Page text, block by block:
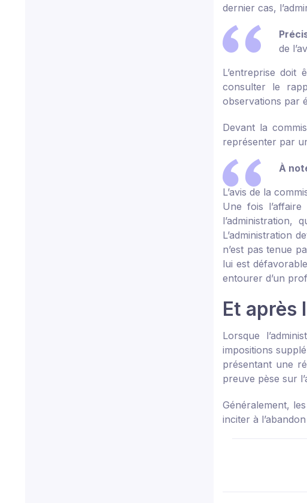
dernier cas,
de
L’entreprise
consulter le
observations par
Devant la
représenter par
À
L’avis de la
Une fois
L’administration
n’est pas tenue
lui est
entourer d’un
Et après
Lorsque
impositions
présentant une
preuve pèse sur
Généralement,
inciter à